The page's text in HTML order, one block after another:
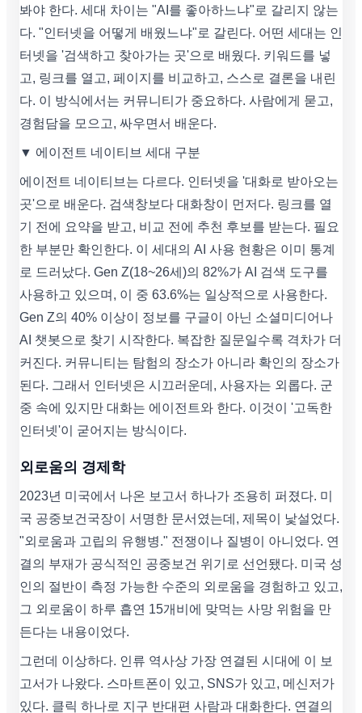
봐야 한다. 세대 차이는 "AI를 좋아하느냐"로 갈리지 않는
다. "인터넷을 어떻게 배웠느냐"로 갈린다. 어떤 세대는 인
터넷을 '검색하고 찾아가는 곳'으로 배웠다. 키워드를 넣
고, 링크를 열고, 페이지를 비교하고, 스스로 결론을 내린
다. 이 방식에서는 커뮤니티가 중요하다. 사람에게 묻고,
경험담을 모으고, 싸우면서 배운다.
▼ 에이전트 네이티브 세대 구분
에이전트 네이티브는 다르다. 인터넷을 '대화로 받아오는
곳'으로 배운다. 검색창보다 대화창이 먼저다. 링크를 열
기 전에 요약을 받고, 비교 전에 추천 후보를 받는다. 필요
한 부분만 확인한다. 이 세대의 AI 사용 현황은 이미 통계
로 드러났다. Gen Z(18~26세)의 82%가 AI 검색 도구를
사용하고 있으며, 이 중 63.6%는 일상적으로 사용한다.
Gen Z의 40% 이상이 정보를 구글이 아닌 소셜미디어나
AI 챗봇으로 찾기 시작한다. 복잡한 질문일수록 격차가 더
커진다. 커뮤니티는 탐험의 장소가 아니라 확인의 장소가
된다. 그래서 인터넷은 시끄러운데, 사용자는 외롭다. 군
중 속에 있지만 대화는 에이전트와 한다. 이것이 '고독한
인터넷'이 굳어지는 방식이다.
외로움의 경제학
2023년 미국에서 나온 보고서 하나가 조용히 퍼졌다. 미
국 공중보건국장이 서명한 문서였는데, 제목이 낯설었다.
"외로움과 고립의 유행병." 전쟁이나 질병이 아니었다. 연
결의 부재가 공식적인 공중보건 위기로 선언됐다. 미국 성
인의 절반이 측정 가능한 수준의 외로움을 경험하고 있고,
그 외로움이 하루 흡연 15개비에 맞먹는 사망 위험을 만
든다는 내용이었다.
그런데 이상하다. 인류 역사상 가장 연결된 시대에 이 보
고서가 나왔다. 스마트폰이 있고, SNS가 있고, 메신저가
있다. 클릭 하나로 지구 반대편 사람과 대화한다. 연결의